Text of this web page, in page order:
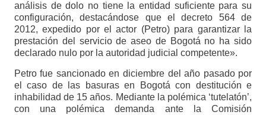
análisis de dolo no tiene la entidad suficiente para su
configuración, destacándose que el decreto 564 de
2012, expedido por el actor (Petro) para garantizar la
prestación del servicio de aseo de Bogotá no ha sido
declarado nulo por la autoridad judicial competente».
Petro fue sancionado en diciembre del año pasado por
el caso de las basuras en Bogotá con destitución e
inhabilidad de 15 años. Mediante la polémica ‘tutelatón’,
con una polémica demanda ante la Comisión